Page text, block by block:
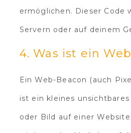
ermöglichen. Dieser Code
Servern oder auf deinem
4. Was ist ein
Ein Web-Beacon (auch
ist ein kleines
oder Bild auf einer